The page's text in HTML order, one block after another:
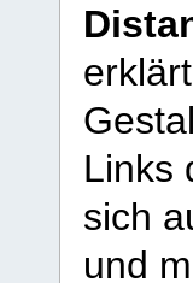
Links
sich
und